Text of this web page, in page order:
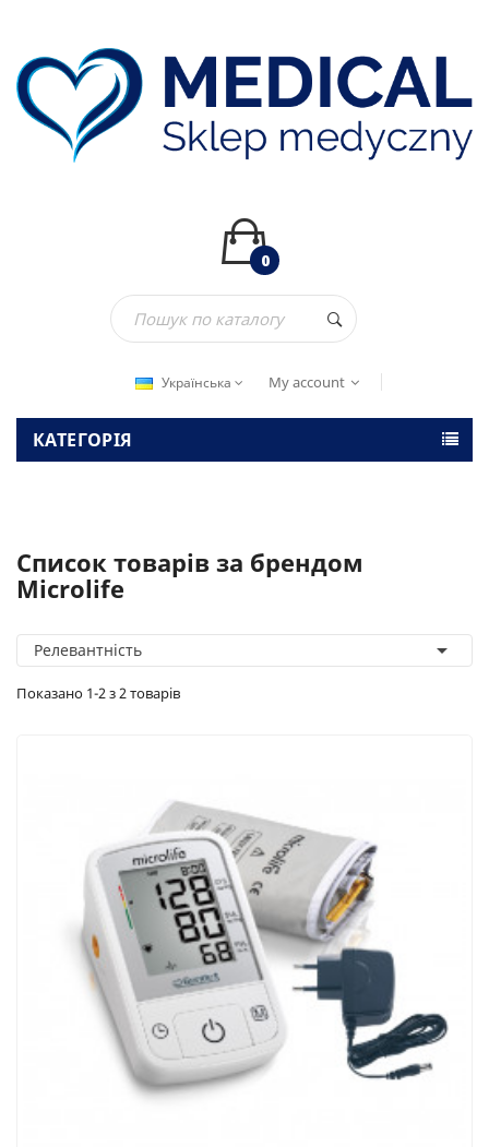
0
Українська My account
КАТЕГОРІЯ
Список товарів за брендом
Microlife
Релевантність 
Показано 1-2 з 2 товарів